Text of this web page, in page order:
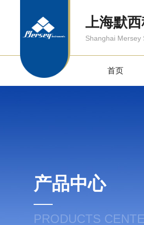
上海默
Shanghai Mersey
首页
产品中心
PRODUCTS